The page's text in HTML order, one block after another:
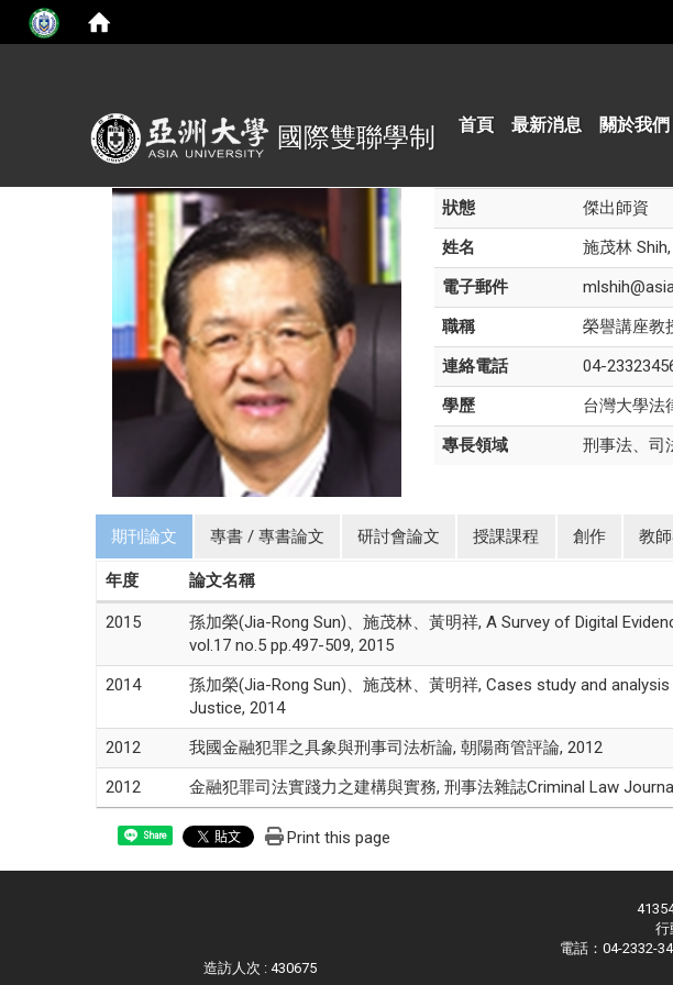
國際雙聯學制
首頁
最新消息 關於我們
狀態
傑出師資
姓名
施茂林
電子郵件
職稱
榮譽講座教
連絡電話
04-
學歷
台灣大學法
專長領域
刑事法、司
期刊論文 專書 / 專書論文 研討會論文 授課課程 創作 教
年度 論文名稱
2015
孫加榮(Jia-Rong Sun)、施茂林、黃明祥, A Survey of Digital
vol.17 no.5 pp.497-509, 2015
2014
孫加榮(Jia-Rong Sun)、施茂林、黃明祥, Cases study and
Justice, 2014
2012
我國金融犯罪之具象與刑事司法析論, 朝陽商管評論, 2012
2012
金融犯罪司法實踐力之建構與實務, 刑事法雜誌Criminal Law
Share Print this page
行
電話：04-2332-
造訪人次 : 430675